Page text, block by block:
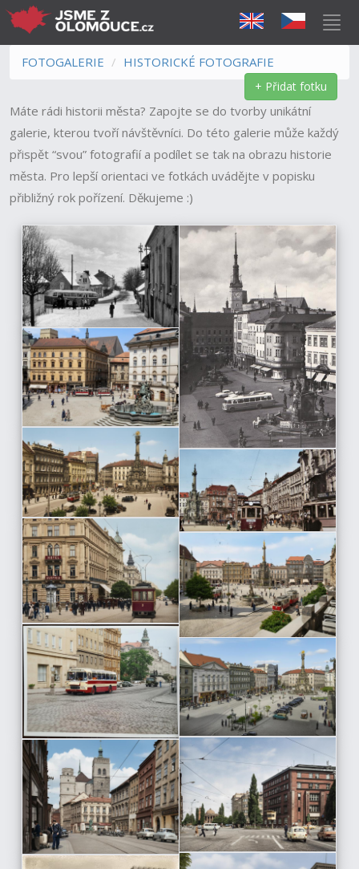
FOTOGALERIE HISTORICKÉ FOTOGRAFIE
+ Přidat fotku
Máte rádi historii města? Zapojte se do tvorby unikátní
galerie, kterou tvoří návštěvníci. Do této galerie může každý
přispět “svou” fotografií a podílet se tak na obrazu historie
města. Pro lepší orientaci ve fotkách uvádějte v popisku
přibližný rok pořízení. Děkujeme :)